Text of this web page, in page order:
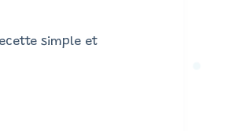
simple et